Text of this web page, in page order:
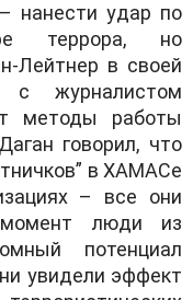
нанести удар по
террора, но
Лейтнер в своей
с журналистом
методы работы
говорил, что
в ХАМАСе
– все они
люди из
потенциал
увидели эффект